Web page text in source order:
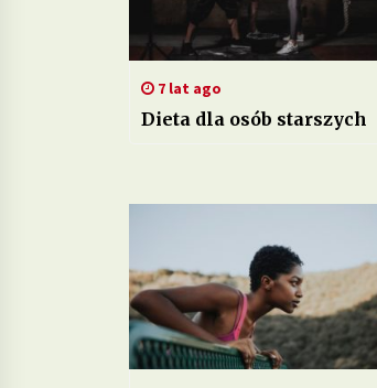
7 lat ago
Dieta dla osób starszych